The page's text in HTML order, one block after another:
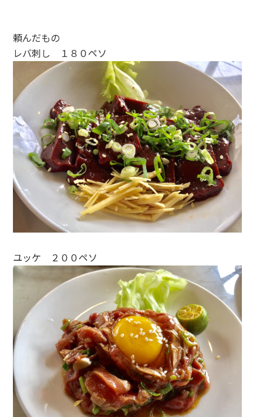
頼んだもの
レバ刺し １８０ペソ
ユッケ ２００ペソ